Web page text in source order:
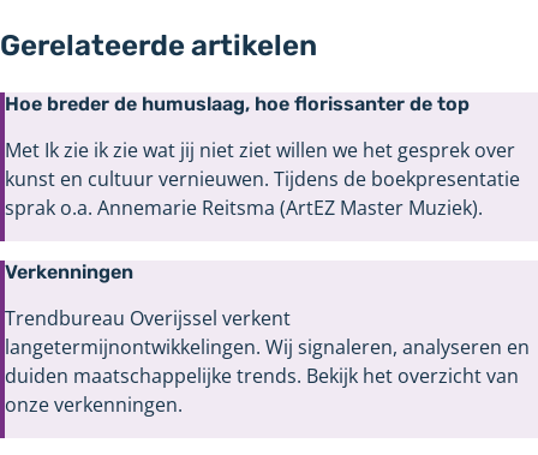
Gerelateerde artikelen
Hoe breder de humuslaag, hoe florissanter de top
Met Ik zie ik zie wat jij niet ziet willen we het gesprek over
kunst en cultuur vernieuwen. Tijdens de boekpresentatie
sprak o.a. Annemarie Reitsma (ArtEZ Master Muziek).
Verkenningen
Trendbureau Overijssel verkent
langetermijnontwikkelingen. Wij signaleren, analyseren en
duiden maatschappelijke trends. Bekijk het overzicht van
onze verkenningen.